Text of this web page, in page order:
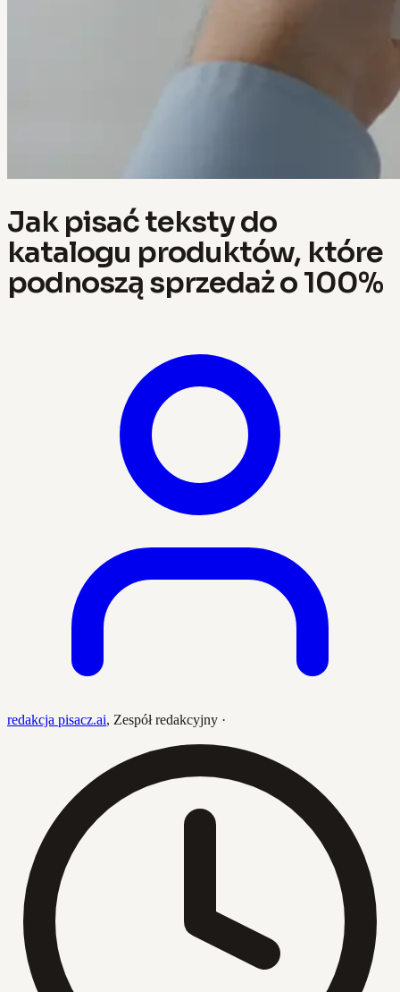
Jak pisać teksty do
katalogu produktów, które
podnoszą sprzedaż o 100%
redakcja pisacz.ai, Zespół redakcyjny ·